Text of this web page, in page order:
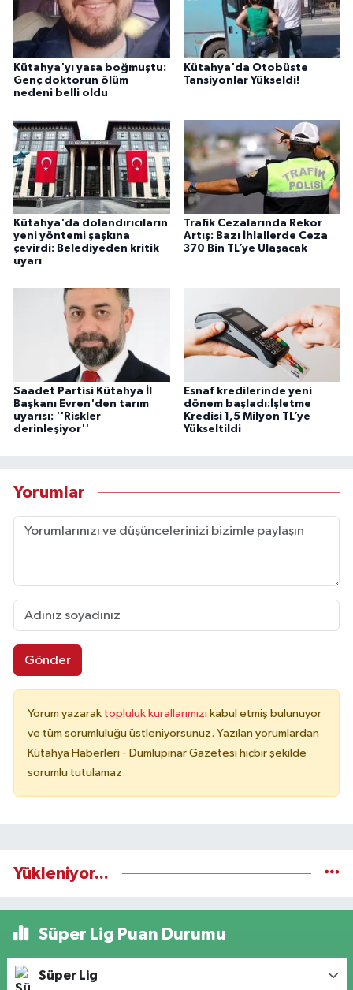
Kütahya'yı yasa boğmuştu:
Genç doktorun ölüm
nedeni belli oldu
Kütahya'da Otobüste
Tansiyonlar Yükseldi!
Kütahya'da dolandırıcıların
yeni yöntemi şaşkına
çevirdi: Belediyeden kritik
uyarı
Trafik Cezalarında Rekor
Artış: Bazı İhlallerde Ceza
370 Bin TL’ye Ulaşacak
Saadet Partisi Kütahya İl
Başkanı Evren'den tarım
uyarısı: ''Riskler
derinleşiyor''
Esnaf kredilerinde yeni
dönem başladı:İşletme
Kredisi 1,5 Milyon TL’ye
Yükseltildi
Yorumlar
Gönder
Yorum yazarak topluluk kurallarımızı kabul etmiş bulunuyor
ve tüm sorumluluğu üstleniyorsunuz. Yazılan yorumlardan
Kütahya Haberleri - Dumlupınar Gazetesi hiçbir şekilde
sorumlu tutulamaz.
Yükleniyor...
Süper Lig Puan Durumu
Süper Lig